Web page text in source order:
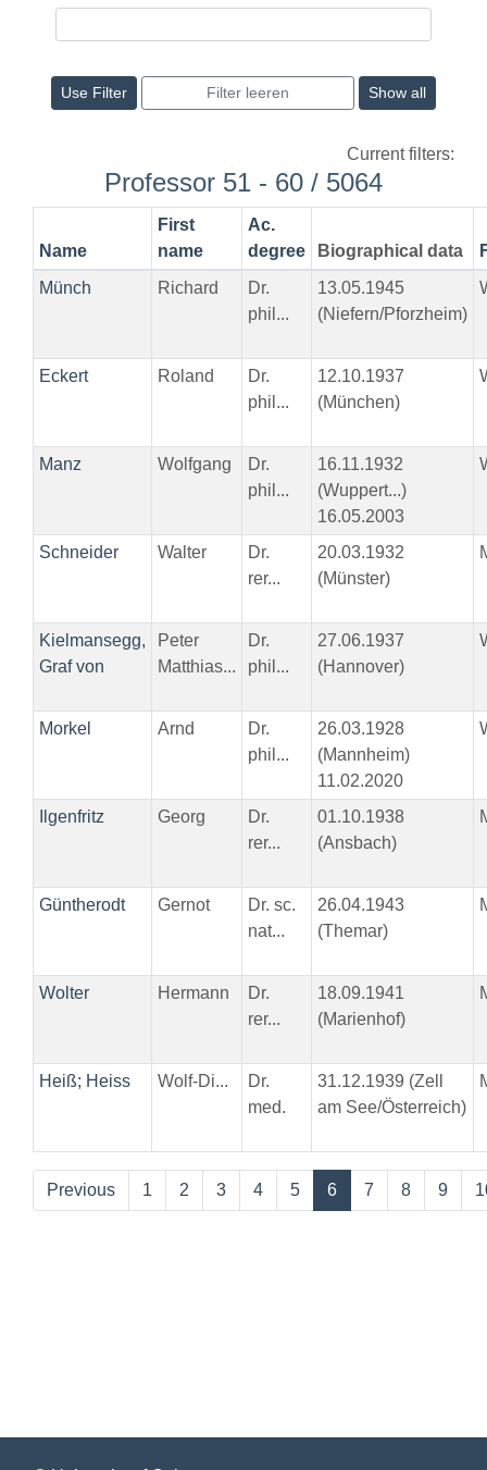
Show all
Current filters:
Professor 51 - 60 / 5064
Name
First
name
Ac.
degree
Biographical data
Münch
Richard
Dr.
phil...
13.05.1945
(Niefern/Pforzheim)
Eckert Roland
Dr.
phil...
12.10.1937
(München)
Manz Wolfgang
Dr.
phil...
16.11.1932
(Wuppert...)
16.05.2003
Schneider Walter
Dr.
rer...
20.03.1932
(Münster)
Kielmansegg,
Graf von
Peter
Matthias...
Dr.
phil...
27.06.1937
(Hannover)
Morkel Arnd
Dr.
phil...
26.03.1928
(Mannheim)
11.02.2020
Ilgenfritz Georg
Dr.
rer...
01.10.1938
(Ansbach)
Güntherodt Gernot
Dr. sc.
nat...
26.04.1943
(Themar)
Wolter Hermann
Dr.
rer...
18.09.1941
(Marienhof)
Heiß; Heiss Wolf-Di...
Dr.
med.
31.12.1939 (Zell
am See/Österreich)
Previous 1 2 3 4 5 6 7 8 9